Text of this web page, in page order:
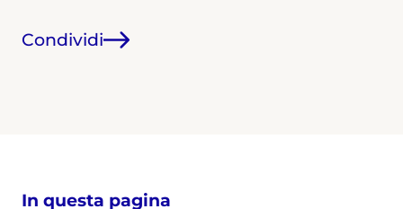
Condividi
In questa pagina